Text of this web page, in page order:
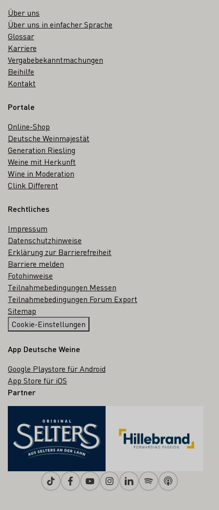
Über uns
Über uns in einfacher Sprache
Glossar
Karriere
Vergabebekanntmachungen
Beihilfe
Kontakt
Portale
Online-Shop
Deutsche Weinmajestät
Generation Riesling
Weine mit Herkunft
Wine in Moderation
Clink Different
Rechtliches
Impressum
Datenschutzhinweise
Erklärung zur Barrierefreiheit
Barriere melden
Fotohinweise
Teilnahmebedingungen Messen
Teilnahmebedingungen Forum Export
Sitemap
Cookie-Einstellungen
App Deutsche Weine
Google Playstore für Android
App Store für iOS
Partner
TiktokFacebookYoutubeInstagramLinkedinSpotifyApple